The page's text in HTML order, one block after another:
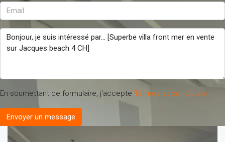
En soumettant ce formulaire, j'accepte Termes et conditions
Envoyer un message